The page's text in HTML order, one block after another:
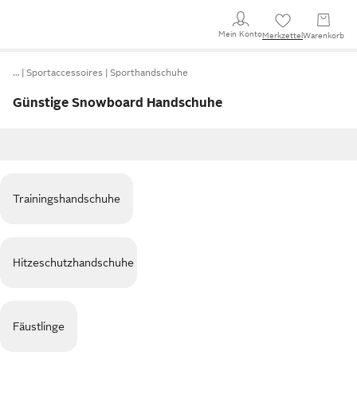
Mein KontoMerkzettel Warenkorb
… Sportaccessoires Sporthandschuhe
Günstige Snowboard Handschuhe
Trainingshandschuhe
Hitzeschutzhandschuhe
Fäustlinge